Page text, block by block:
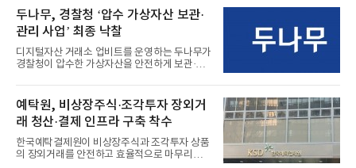
두나무, 경찰청 ‘압수 가상자산 보관·
관리 사업’ 최종 낙찰
디지털자산 거래소 업비트를 운영하는 두나무가
경찰청이 압수한 가상자산을 안전하게 보관·관
예탁원, 비상장주식·조각투자 장외거
래 청산·결제 인프라 구축 착수
한국예탁결제원이 비상장주식과 조각투자 상품
의 장외거래를 안전하고 효율적으로 마무리하기